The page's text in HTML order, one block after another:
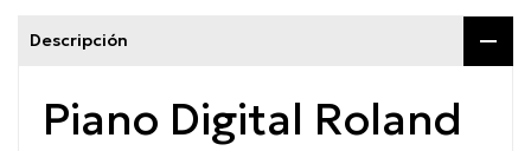
Descripción
Piano Digital Roland